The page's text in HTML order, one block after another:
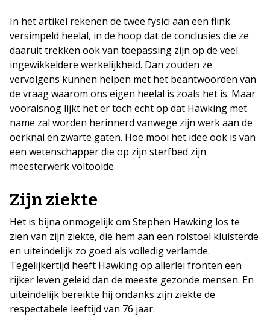
In het artikel rekenen de twee fysici aan een flink
versimpeld heelal, in de hoop dat de conclusies die ze
daaruit trekken ook van toepassing zijn op de veel
ingewikkeldere werkelijkheid. Dan zouden ze
vervolgens kunnen helpen met het beantwoorden van
de vraag waarom ons eigen heelal is zoals het is. Maar
vooralsnog lijkt het er toch echt op dat Hawking met
name zal worden herinnerd vanwege zijn werk aan de
oerknal en zwarte gaten. Hoe mooi het idee ook is van
een wetenschapper die op zijn sterfbed zijn
meesterwerk voltooide.
Zijn ziekte
Het is bijna onmogelijk om Stephen Hawking los te
zien van zijn ziekte, die hem aan een rolstoel kluisterde
en uiteindelijk zo goed als volledig verlamde.
Tegelijkertijd heeft Hawking op allerlei fronten een
rijker leven geleid dan de meeste gezonde mensen. En
uiteindelijk bereikte hij ondanks zijn ziekte de
respectabele leeftijd van 76 jaar.